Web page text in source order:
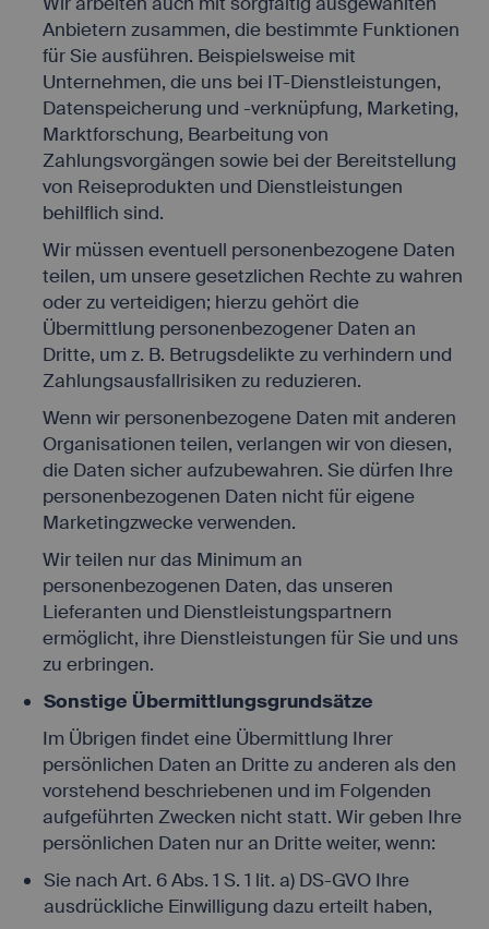
Anbietern zusammen, die bestimmte Funktionen
für Sie ausführen. Beispielsweise mit
Unternehmen, die uns bei IT-Dienstleistungen,
Datenspeicherung und -verknüpfung, Marketing,
Marktforschung, Bearbeitung von
Zahlungsvorgängen sowie bei der Bereitstellung
von Reiseprodukten und Dienstleistungen
behilflich sind.
Wir müssen eventuell personenbezogene Daten
teilen, um unsere gesetzlichen Rechte zu wahren
oder zu verteidigen; hierzu gehört die
Übermittlung personenbezogener Daten an
Dritte, um z. B. Betrugsdelikte zu verhindern und
Zahlungsausfallrisiken zu reduzieren.
Wenn wir personenbezogene Daten mit anderen
Organisationen teilen, verlangen wir von diesen,
die Daten sicher aufzubewahren. Sie dürfen Ihre
personenbezogenen Daten nicht für eigene
Marketingzwecke verwenden.
Wir teilen nur das Minimum an
personenbezogenen Daten, das unseren
Lieferanten und Dienstleistungspartnern
ermöglicht, ihre Dienstleistungen für Sie und uns
zu erbringen.
Sonstige Übermittlungsgrundsätze
Im Übrigen findet eine Übermittlung Ihrer
persönlichen Daten an Dritte zu anderen als den
vorstehend beschriebenen und im Folgenden
aufgeführten Zwecken nicht statt. Wir geben Ihre
persönlichen Daten nur an Dritte weiter, wenn:
Sie nach Art. 6 Abs. 1 S. 1 lit. a) DS-GVO Ihre
ausdrückliche Einwilligung dazu erteilt haben,